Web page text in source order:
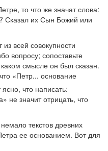
то что же значат слова:
Сказал их Сын Божий или
всей совокупности
вопросу; сопоставьте
смысле он был сказан.
«Петр... основание
что написать:
не значит отрицать, что
текстов древних
ее основанием. Вот для